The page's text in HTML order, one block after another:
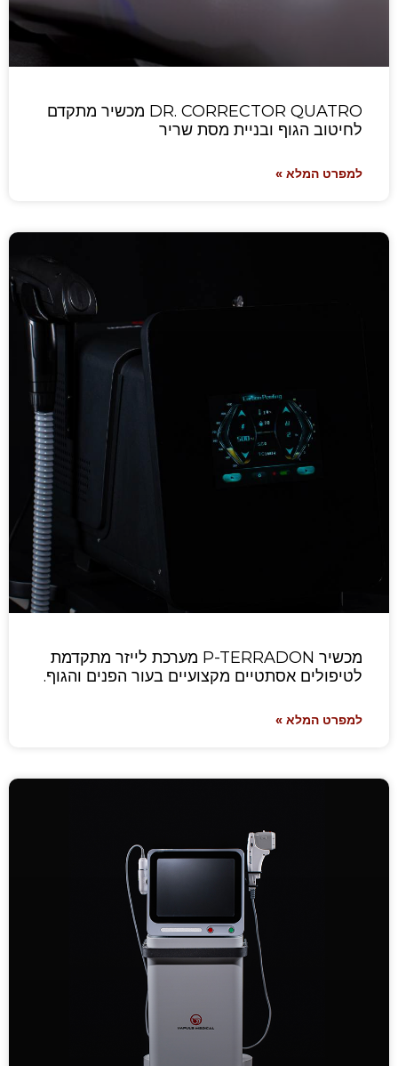
DR. CORRECTOR QUATRO מכשיר מתקדם
לחיטוב הגוף ובניית מסת שריר
למפרט המלא »
מכשיר P-TERRADON מערכת לייזר מתקדמת
לטיפולים אסתטיים מקצועיים בעור הפנים והגוף.
למפרט המלא »